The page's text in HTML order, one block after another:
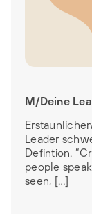
M/Deine
Leader
Defintion.
people
seen, […]